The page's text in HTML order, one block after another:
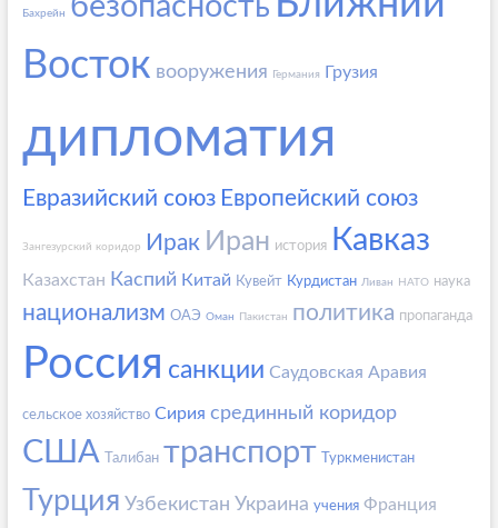
Бахрейн безопасность
Восток вооружения Германия Грузия
дипломатия
Евразийский союз Европейский союз
Зангезурский коридор Ирак Иран история Кавказ
Казахстан Каспий Китай Кувейт Курдистан Ливан НАТО наука
национализм ОАЭ Оман Пакистан политика пропаганда
Россия санкции Саудовская Аравия
сельское хозяйство Сирия срединный коридор
США Талибан транспорт Туркменистан
Турция Узбекистан Украина учения Франция